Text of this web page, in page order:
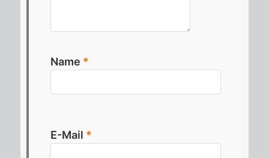
Name *
E-Mail *